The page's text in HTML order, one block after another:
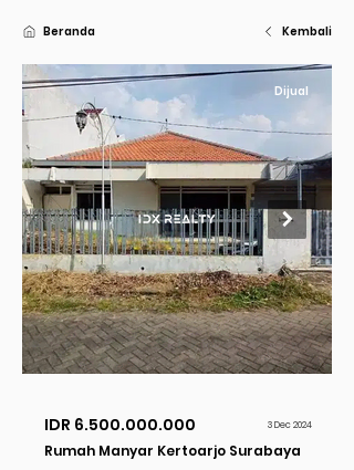
Beranda Kembali
Dijual
IDR 6.500.000.000 3 Dec 2024
Rumah Manyar Kertoarjo Surabaya